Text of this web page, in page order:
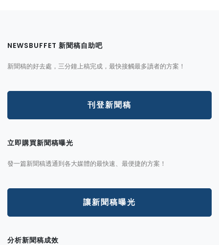
NEWSBUFFET 新聞稿自助吧
新聞稿的好去處，三分鐘上稿完成，最快接觸最多讀者的方案！
刊登新聞稿
立即購買新聞稿曝光
發一篇新聞稿透通到各大媒體的最快速、最便捷的方案！
讓新聞稿曝光
分析新聞稿成效